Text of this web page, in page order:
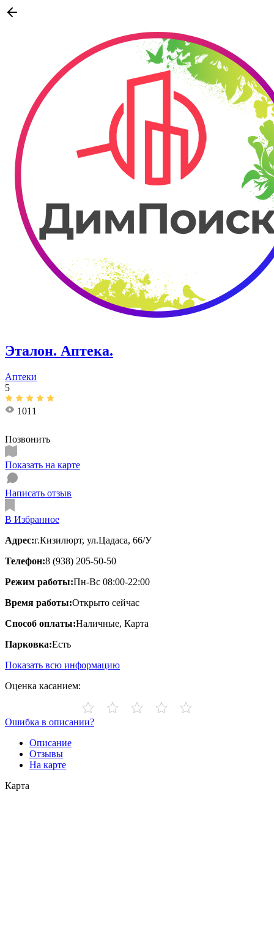
Эталон. Аптека.
Аптеки
5
1011
Позвонить
Показать на карте
Написать отзыв
В Избранное
Адрес:г.Кизилюрт, ​ул.Цадаса, 66/У
Телефон:8 (938) 205-50-50
Режим работы:Пн-Вс 08:00-22:00
Время работы:Открыто сейчас
Способ оплаты:Наличные, Карта
Парковка:Есть
Показать всю информацию
Оценка касанием:
Ошибка в описании?
Описание
Отзывы
На карте
Карта